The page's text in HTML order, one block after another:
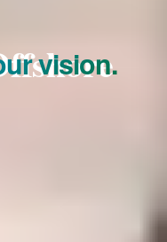
vision.